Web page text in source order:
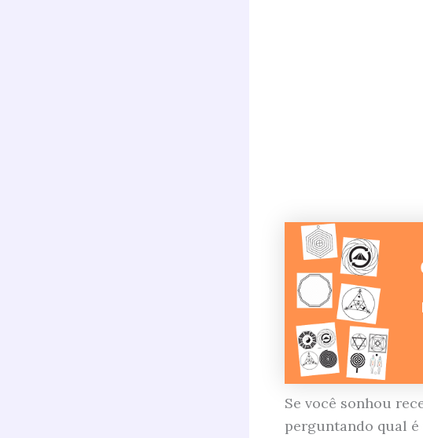
Se você sonhou
perguntando qual